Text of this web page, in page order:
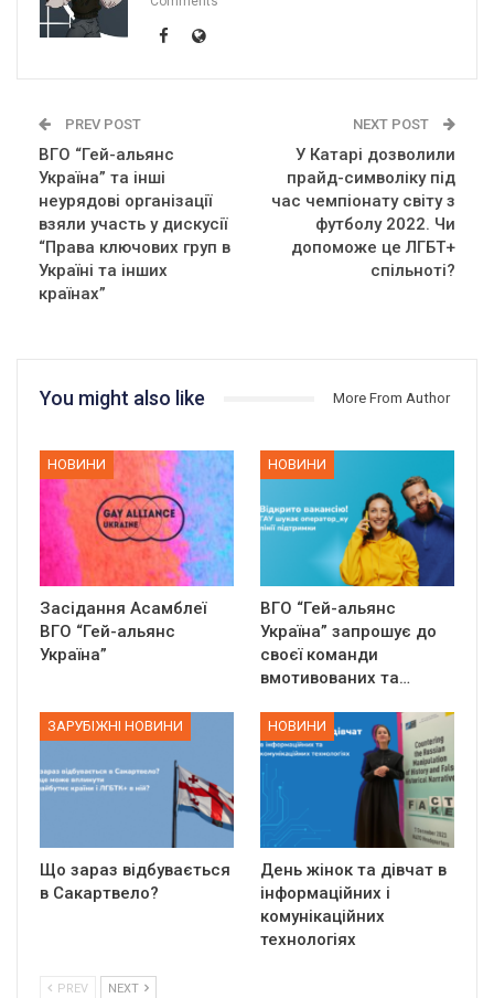
PREV POST
ВГО “Гей-альянс
Україна” та інші
неурядові організації
взяли участь у дискусії
“Права ключових груп в
Україні та інших
країнах”
NEXT POST
У Катарі дозволили
прайд-символіку під
час чемпіонату світу з
футболу 2022. Чи
допоможе це ЛГБТ+
спільноті?
You might also like More From Author
НОВИНИ
Засідання Асамблеї
ВГО “Гей-альянс
Україна”
НОВИНИ
ВГО “Гей-альянс
Україна” запрошує до
своєї команди
вмотивованих та…
ЗАРУБІЖНІ НОВИНИ
Що зараз відбувається
в Сакартвело?
НОВИНИ
День жінок та дівчат в
інформаційних і
комунікаційних
технологіях
PREV NEXT